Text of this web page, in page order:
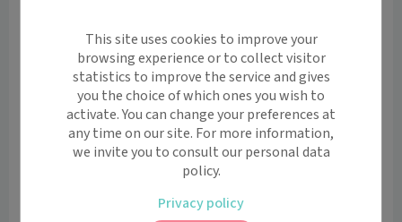
orthopédiques), orthèses d'orteils (orthoplasties),
orthèses unguéales (orthonyxies) et prothèses
unguéales (onychoplasties).
Les orthèses sont remises au patient lors d'une
seconde consultation.
This site uses cookies to improve your
browsing experience or to collect visitor
statistics to improve the service and gives
you the choice of which ones you wish to
activate. You can change your preferences at
any time on our site. For more information,
we invite you to consult our personal data
policy.
Privacy policy